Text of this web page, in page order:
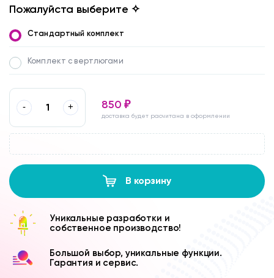
Пожалуйста выберите ✧
Стандартный комплект
Комплект с вертлюгами
- + 850₽
доставка будет расчитана в оформлении
В корзину
Уникальные разработки и
собственное производство!
Большой выбор, уникальные функции.
Гарантия и сервис.